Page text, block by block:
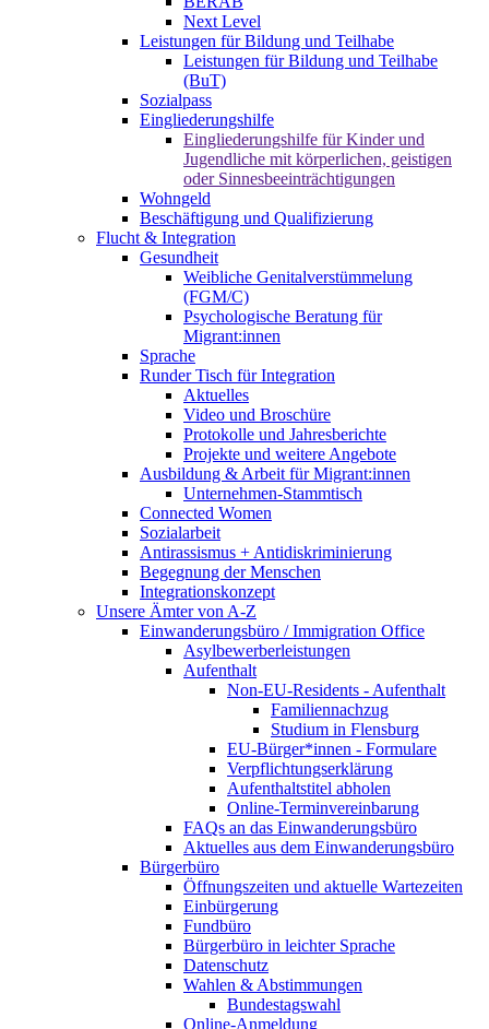
Next Level
Leistungen für Bildung und Teilhabe
Leistungen für Bildung und Teilhabe
(BuT)
Sozialpass
Eingliederungshilfe
Eingliederungshilfe für Kinder und
Jugendliche mit körperlichen, geistigen
oder Sinnesbeeinträchtigungen
Wohngeld
Beschäftigung und Qualifizierung
Flucht & Integration
Gesundheit
Weibliche Genitalverstümmelung
(FGM/C)
Psychologische Beratung für
Migrant:innen
Sprache
Runder Tisch für Integration
Aktuelles
Video und Broschüre
Protokolle und Jahresberichte
Projekte und weitere Angebote
Ausbildung & Arbeit für Migrant:innen
Unternehmen-Stammtisch
Connected Women
Sozialarbeit
Antirassismus + Antidiskriminierung
Begegnung der Menschen
Integrationskonzept
Unsere Ämter von A-Z
Einwanderungsbüro / Immigration Office
Asylbewerberleistungen
Aufenthalt
Non-EU-Residents - Aufenthalt
Familiennachzug
Studium in Flensburg
EU-Bürger*innen - Formulare
Verpflichtungserklärung
Aufenthaltstitel abholen
Online-Terminvereinbarung
FAQs an das Einwanderungsbüro
Aktuelles aus dem Einwanderungsbüro
Bürgerbüro
Öffnungszeiten und aktuelle Wartezeiten
Einbürgerung
Fundbüro
Bürgerbüro in leichter Sprache
Datenschutz
Wahlen & Abstimmungen
Bundestagswahl
Online-Anmeldung